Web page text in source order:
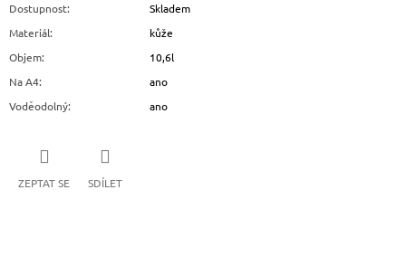
Dostupnost:
Skladem
Materiál:
kůže
Objem:
10,6l
Na A4:
ano
Voděodolný: ano
ZEPTAT SE SDÍLET